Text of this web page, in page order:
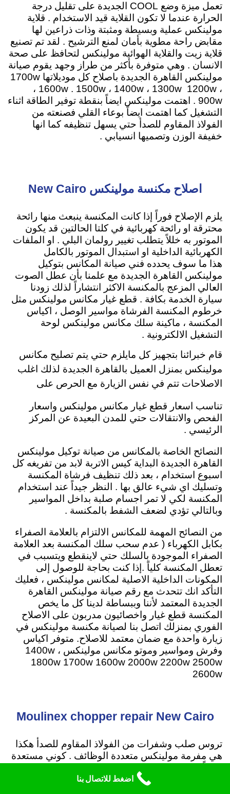
تعمل ميزة وضع COOL الجديدة على تقليل درجة
الحرارة عندما لا تكون القلاية قيد الاستخدام . قلاية
مولينكس عملية وبسيطة ومثبتة وذات ذراعين لها
مقابض راحة مطوية بأمان لمنع الترشيح . لقد تم تصنيع
قلاية زيت والقلاية الهوائية مولينكس لتحافظ على صحة
الانسان . وهي متوفرة بأكثر من طراز وجهد يقوم صيانة
مولينكس القاهرة الجديدة باصلاح كل موديلاتها 1700w
، 1600w . 1500w ، 1400w ، 1300w 1200w ،
900w . اهتمت مولينكس ايضاً بنقطة توفير الطاقة اثناء
التشغيل كما اهتمت ايضاً بوعاء القلي فصنعته من
الفولاذ المقاوم للصدأ حتي يسهل تنظيفه كما انها
خفيفة الوزن وتصميها انسيابي .
اصلاح مكنسة مولينكس New Cairo
يلزم الإصلاح فوراً إذا كانت المكنسة ينبعث منها رائحة
محترقة او رائحة كهربائية في كلتا الحالتين قد يكون
الموتور به خللاً يتطلب تغيير رولمان البلي . او الملفات
الكهربائية الداخلية او استبدال الموتور بالكامل
هذا ما سوف يحدده فني صيانة المكانس بتوكيل
مولينكس القاهرة الجديدة مع علمنا بأن عطل الصوت
العالي المزعج بالمكنسة الاكثر انتشاراً لذلك زودنا
سيارة الخدمة بكافة . قطع غيار مكانس مولينكس مثل
خرطوم المكنسة الفرشاة مواسير الوصل ، اكياس
المكنسة ، ماكينة سلك مكانس مولينكس لوحة
التشغيل الالكترونية .
قام خبرائنا بتجهيز كل مايلزم حتي يتم تصليح مكانس
مولينكس بمنزل العميل بالقاهرة الجديدة لذلك اغلب
الاصلاحات تتم في نفس الزيارة مع الحرص على
تناسب اسعار قطع غيار مكانس مولينكس واسعار
الفحص والانتقالات حتي للمدن البعيدة عن المركز
الرئيسي .
النصائح الخاصة بالمكانس من صيانة توكيل مولينكس
القاهرة الجديدة البداية كيس الاتربة لابد من تفريغه كل
اسبوع استخدام ، بعد ذلك تنظيف فرشاة المكنسة
وتسليك اي شيء عالق بها . النظر جيداً عند استخدام
المكنسة لكي لا تمر اجسام صلبة بداخل المواسير
وبالتالي تؤدي لضعف الشفط بالمكنسة .
من النصائح المهمة للمكانس الالتزام بالعلامة الصفراء
بكابل الكهرباء ( عدم سحب سلك المكنسة بعد العلامة
الصفراء الموجودة بالسلك حتي لاينقطع ويتسبب في
تعطل المكنسة كلياً .إذا كنت بحاجة للوصول إلى
المكونات الداخلية الاصلية لمكانس مولينكس ، فعليك
التأكد انك تتحدث مع رقم صيانة مولينكس القاهرة
الجديدة المعتمد لأننا وببساطة لدينا كل ما يخص
المكنسة قطع غيار واخصائيون مدربون على الاصلاح
الفوري بمنزلك اتصل بنا لصيانة مكنسة مولينكس في
زيارة واحدة مع ضمان معتمد للاصلاح. متوفر اكياس
وفرش ومواسير وموتو مكانس مولينكس ، 1400w
1800w 1700w 1600w 2000w 2200w 2500w
2600w
Moulinex chopper repair New Cairo
تروس صلب وشفرات من الفولاذ المقاوم للصدأ هكذا
هي مفرمة مولينكس متعددة الوظائف . كوني مستعدة
مفرمة مولينكس اصبح تقطيع المكونات بسرعة فريدة
اضغط للاتصال بنا